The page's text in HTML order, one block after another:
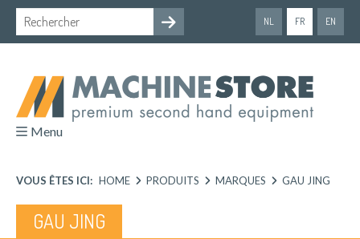
NL FR EN
Menu
VOUS ÊTES ICI: HOME PRODUITS MARQUES GAU JING
GAU JING